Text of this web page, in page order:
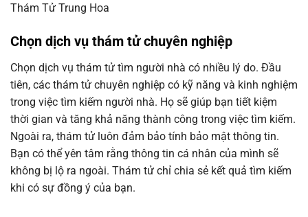
Thám Tử Trung Hoa
Chọn dịch vụ thám tử chuyên nghiệp
Chọn dịch vụ thám tử tìm người nhà có nhiều lý do. Đầu
tiên, các thám tử chuyên nghiệp có kỹ năng và kinh nghiệm
trong việc tìm kiếm người nhà. Họ sẽ giúp bạn tiết kiệm
thời gian và tăng khả năng thành công trong việc tìm kiếm.
Ngoài ra, thám tử luôn đảm bảo tính bảo mật thông tin.
Bạn có thể yên tâm rằng thông tin cá nhân của mình sẽ
không bị lộ ra ngoài. Thám tử chỉ chia sẻ kết quả tìm kiếm
khi có sự đồng ý của bạn.